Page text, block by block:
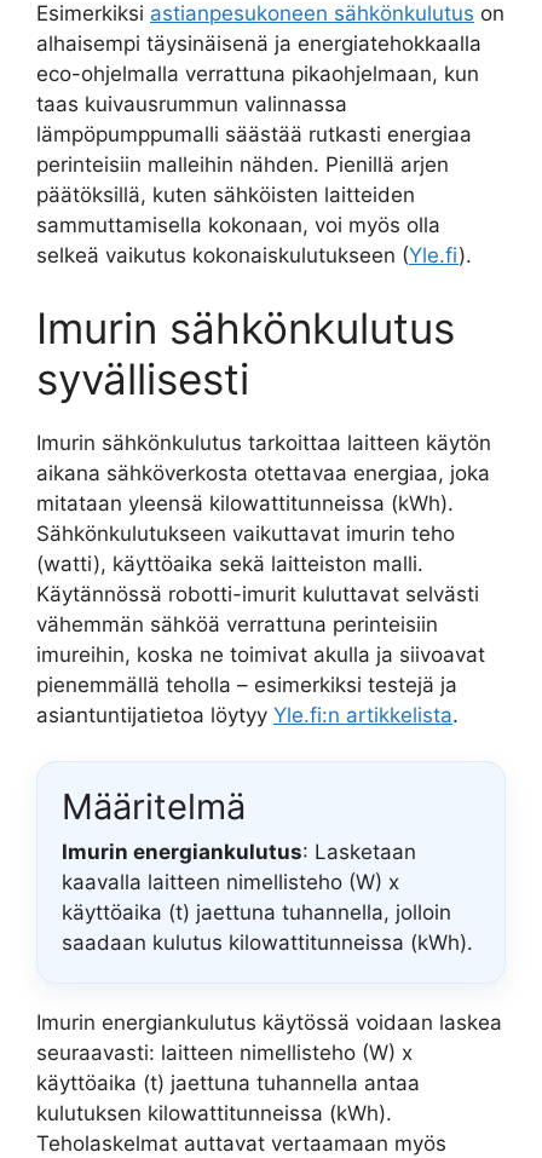
Esimerkiksi astianpesukoneen sähkönkulutus on
alhaisempi täysinäisenä ja energiatehokkaalla
eco-ohjelmalla verrattuna pikaohjelmaan, kun
taas kuivausrummun valinnassa
lämpöpumppumalli säästää rutkasti energiaa
perinteisiin malleihin nähden. Pienillä arjen
päätöksillä, kuten sähköisten laitteiden
sammuttamisella kokonaan, voi myös olla
selkeä vaikutus kokonaiskulutukseen (Yle.fi).
Imurin sähkönkulutus
syvällisesti
Imurin sähkönkulutus tarkoittaa laitteen käytön
aikana sähköverkosta otettavaa energiaa, joka
mitataan yleensä kilowattitunneissa (kWh).
Sähkönkulutukseen vaikuttavat imurin teho
(watti), käyttöaika sekä laitteiston malli.
Käytännössä robotti-imurit kuluttavat selvästi
vähemmän sähköä verrattuna perinteisiin
imureihin, koska ne toimivat akulla ja siivoavat
pienemmällä teholla – esimerkiksi testejä ja
asiantuntijatietoa löytyy Yle.fi:n artikkelista.
Määritelmä
Imurin energiankulutus: Lasketaan
kaavalla laitteen nimellisteho (W) x
käyttöaika (t) jaettuna tuhannella, jolloin
saadaan kulutus kilowattitunneissa (kWh).
Imurin energiankulutus käytössä voidaan laskea
seuraavasti: laitteen nimellisteho (W) x
käyttöaika (t) jaettuna tuhannella antaa
kulutuksen kilowattitunneissa (kWh).
Teholaskelmat auttavat vertaamaan myös